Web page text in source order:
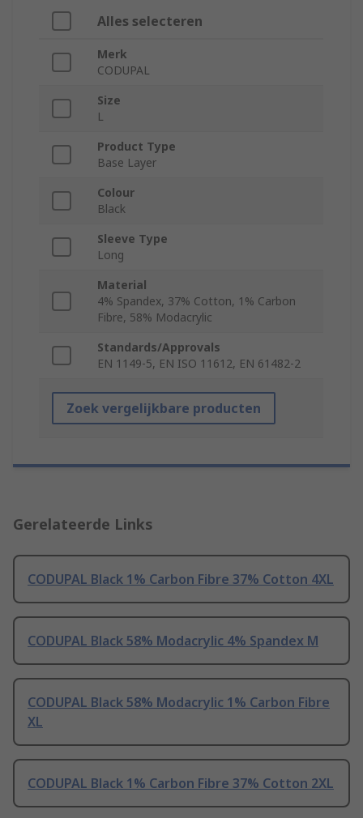
Alles selecteren
Merk
CODUPAL
Size
L
Product Type
Base Layer
Colour
Black
Sleeve Type
Long
Material
4% Spandex, 37% Cotton, 1% Carbon
Fibre, 58% Modacrylic
Standards/Approvals
EN 1149-5, EN ISO 11612, EN 61482-2
Zoek vergelijkbare producten
Gerelateerde Links
CODUPAL Black 1% Carbon Fibre 37% Cotton 4XL
CODUPAL Black 58% Modacrylic 4% Spandex M
CODUPAL Black 58% Modacrylic 1% Carbon Fibre
XL
CODUPAL Black 1% Carbon Fibre 37% Cotton 2XL